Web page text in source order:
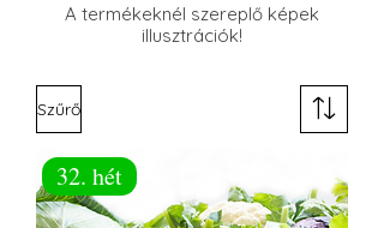
A termékeknél szereplő képek
illusztrációk!
Szűrő
32. hét